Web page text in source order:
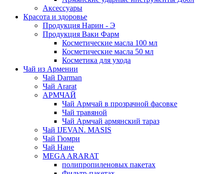
Аксессуары
Красота и здоровье
Продукция Нарин - Э
Продукция Ваки Фарм
Косметические масла 100 мл
Косметические масла 50 мл
Косметика для ухода
Чай из Армении
Чай Darman
Чай Ararat
АРМЧАЙ
Чай Армчай в прозрачной фасовке
Чай травяной
Чай Армчай армянский тараз
Чай IJEVAN. MASIS
Чай Гюмри
Чай Нане
MEGA ARARAT
полипропиленовых пакетах